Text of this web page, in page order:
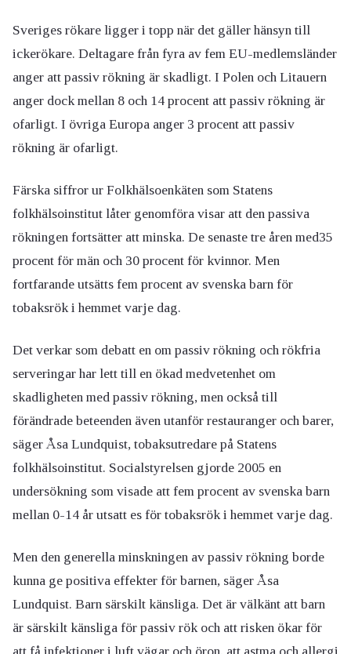
Sveriges rökare ligger i topp när det gäller hänsyn till
ickerökare. Deltagare från fyra av fem EU-medlemsländer
anger att passiv rökning är skadligt. I Polen och Litauern
anger dock mellan 8 och 14 procent att passiv rökning är
ofarligt. I övriga Europa anger 3 procent att passiv
rökning är ofarligt.
Färska siffror ur Folkhälsoenkäten som Statens
folkhälsoinstitut låter genomföra visar att den passiva
rökningen fortsätter att minska. De senaste tre åren med35
procent för män och 30 procent för kvinnor. Men
fortfarande utsätts fem procent av svenska barn för
tobaksrök i hemmet varje dag.
Det verkar som debatt en om passiv rökning och rökfria
serveringar har lett till en ökad medvetenhet om
skadligheten med passiv rökning, men också till
förändrade beteenden även utanför restauranger och barer,
säger Åsa Lundquist, tobaksutredare på Statens
folkhälsoinstitut. Socialstyrelsen gjorde 2005 en
undersökning som visade att fem procent av svenska barn
mellan 0-14 år utsatt es för tobaksrök i hemmet varje dag.
Men den generella minskningen av passiv rökning borde
kunna ge positiva effekter för barnen, säger Åsa
Lundquist. Barn särskilt känsliga. Det är välkänt att barn
är särskilt känsliga för passiv rök och att risken ökar för
att få infektioner i luft vägar och öron, att astma och allergi